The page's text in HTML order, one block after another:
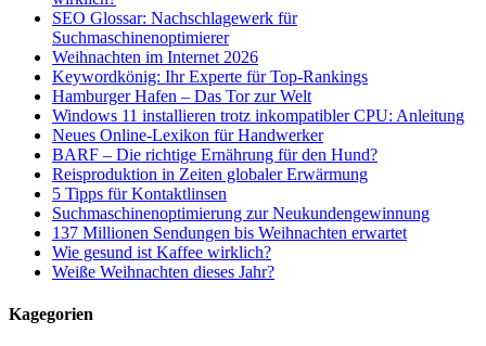
SEO Glossar: Nachschlagewerk für
Suchmaschinenoptimierer
Weihnachten im Internet 2026
Keywordkönig: Ihr Experte für Top-Rankings
Hamburger Hafen – Das Tor zur Welt
Windows 11 installieren trotz inkompatibler CPU: Anleitung
Neues Online-Lexikon für Handwerker
BARF – Die richtige Ernährung für den Hund?
Reisproduktion in Zeiten globaler Erwärmung
5 Tipps für Kontaktlinsen
Suchmaschinenoptimierung zur Neukundengewinnung
137 Millionen Sendungen bis Weihnachten erwartet
Wie gesund ist Kaffee wirklich?
Weiße Weihnachten dieses Jahr?
Kagegorien